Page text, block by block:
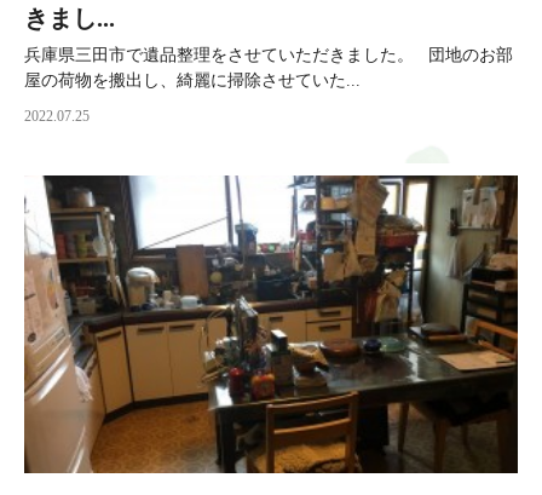
きまし...
兵庫県三田市で遺品整理をさせていただきました。 団地のお部
屋の荷物を搬出し、綺麗に掃除させていた...
2022.07.25